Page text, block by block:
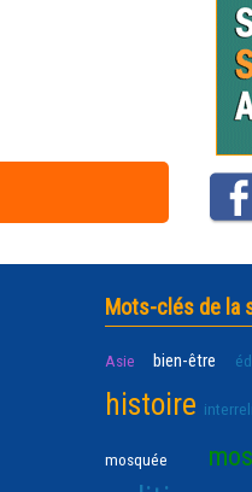
Mots-clés de la
Asie bien-être
histoire
mosquée